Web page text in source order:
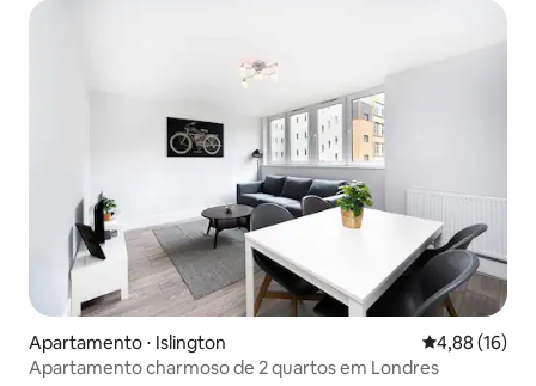
Apartamento ⋅ Islington 4,88 de uma
4,88 (16)
Apartamento charmoso de 2 quartos em Londres